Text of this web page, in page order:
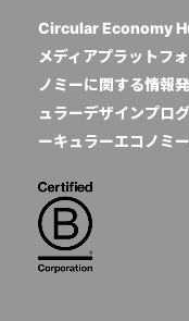
Circular Economy
メディアプラットフ
ノミーに関する情報
ュラーデザインプロ
ーキュラーエコノミ